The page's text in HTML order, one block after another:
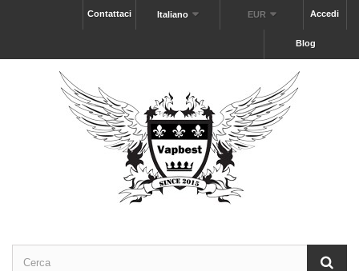
Accedi
EUR
Italiano
Contattaci
Blog